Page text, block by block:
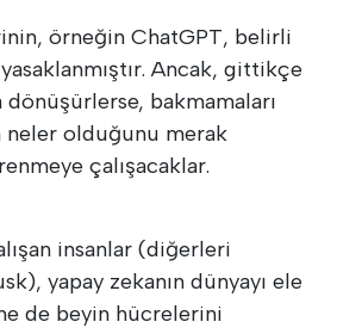
örneğin ChatGPT, belirli
Ancak, gittikçe
dönüşürlerse, bakmamaları
neler olduğunu merak
çalışacaklar.
insanlar (diğerleri
yapay zekanın dünyayı ele
de beyin hücrelerini